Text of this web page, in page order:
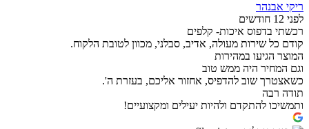
ריקי אבנהר
לפני 12 חודשים
רכשתי בדפוס איכות- קלפים
קודם כל שירות מעולה, אדיב, סבלני, מכוון לטובת הלקוח.
המוצר הגיעו במהירות
וגם המחיר היה ממש טוב
כשאצטרך שוב להדפיס, אחזור אליכם, בעזרת ה'.
תודה רבה
ותמשיכו להתקדם ולהיות יעילים ומקצועיים!